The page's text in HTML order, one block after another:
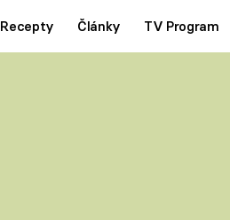
Recepty Články TV Program